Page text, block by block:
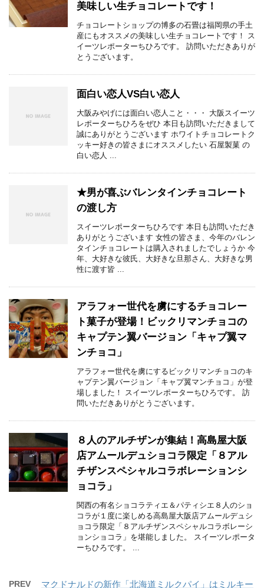
美味しい生チョコレートです！
チョコレートショップの博多の石畳は福岡県の手土
産にもオススメの美味しい生チョコレートです！ ス
イーツレポーターちひろです。 訪問いただきありが
とうございます。
面白い恋人VS白い恋人
大阪みやげには面白い恋人こと・・・ 大阪スイーツ
レポーターちひろをぜひ 本日も訪問いただきまして
誠にありがとうございます ホワイトチョコレートク
ッキー好きの皆さまにオススメしたい 石屋製菓 の
白い恋人 ...
★男が喜ぶバレンタインチョコレート
の渡し方
スイーツレポーターちひろです 本日も訪問いただき
ありがとうございます 女性の皆さま、今年のバレン
タインチョコレートは購入されましたでしょうか 今
年、大好きな彼氏、大好きな旦那さん、大好きな男
性に渡す皆 ...
アラフォー世代を虜にするチョコレー
ト菓子が登場！ビックリマンチョコの
キャプテン翼バージョン「キャプ翼マ
ンチョコ」
アラフォー世代を虜にするビックリマンチョコのキ
ャプテン翼バージョン「キャプ翼マンチョコ」が登
場しました！ スイーツレポーターちひろです。 訪
問いただきありがとうございます。
８人のアルチザンが集結！高島屋大阪
店アムールデュショコラ限定「８アル
チザンスペシャルコラボレーションシ
ョコラ」
関西の有名ショコラティエ＆パティシエ８人のショ
コラが１度に楽しめる高島屋大阪店アムールデュシ
ョコラ限定「８アルチザンスペシャルコラボレーシ
ョンショコラ」を堪能しました。 スイーツレポータ
ーちひろです。 ...
PREV
マクドナルドの新作「北海道ミルクパイ」はミルキー